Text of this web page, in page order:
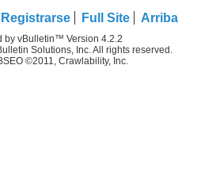
Registrarse Full Site Arriba
by vBulletin™ Version 4.2.2
Solutions, Inc. All rights reserved.
©2011, Crawlability, Inc.